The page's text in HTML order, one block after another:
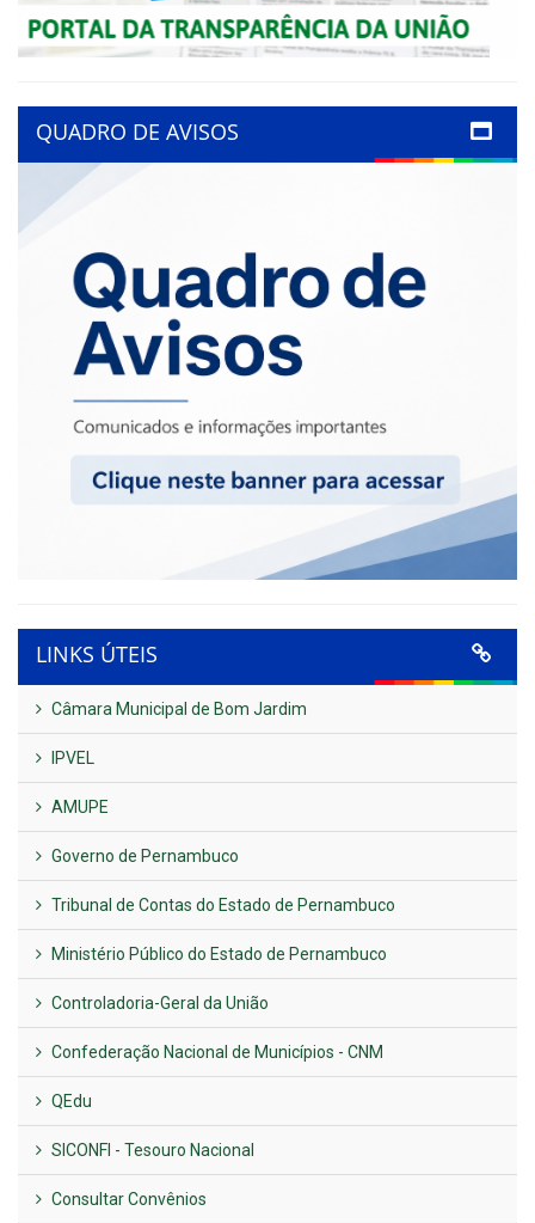
QUADRO DE AVISOS
LINKS ÚTEIS
Câmara Municipal de Bom Jardim
IPVEL
AMUPE
Governo de Pernambuco
Tribunal de Contas do Estado de Pernambuco
Ministério Público do Estado de Pernambuco
Controladoria-Geral da União
Confederação Nacional de Municípios - CNM
QEdu
SICONFI - Tesouro Nacional
Consultar Convênios